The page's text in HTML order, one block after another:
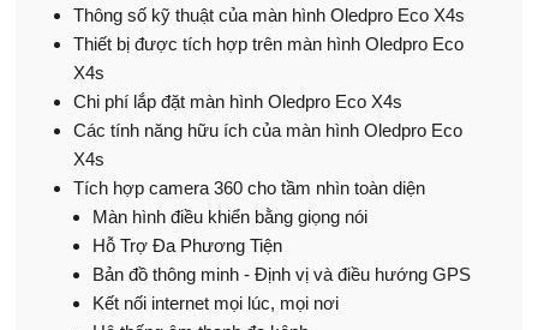
Thông số kỹ thuật của màn hình Oledpro Eco X4s
Thiết bị được tích hợp trên màn hình Oledpro Eco
X4s
Chi phí lắp đặt màn hình Oledpro Eco X4s
Các tính năng hữu ích của màn hình Oledpro Eco
X4s
Tích hợp camera 360 cho tầm nhìn toàn diện
Màn hình điều khiển bằng giọng nói
Hỗ Trợ Đa Phương Tiện
Bản đồ thông minh - Định vị và điều hướng GPS
Kết nối internet mọi lúc, mọi nơi